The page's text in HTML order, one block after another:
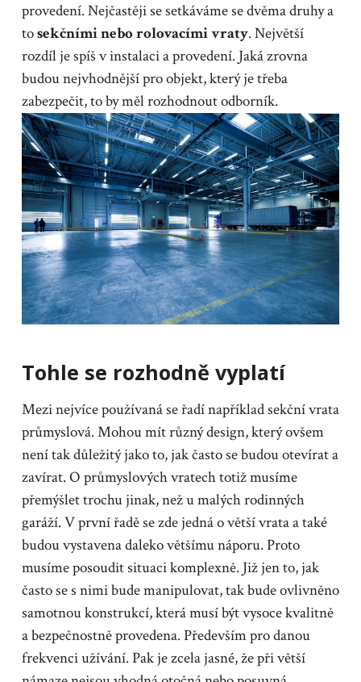
provedení. Nejčastěji se setkáváme se dvěma druhy a
tosekčními nebo rolovacími vraty. Největší
rozdíl je spíš v instalaci a provedení. Jaká zrovna
budou nejvhodnější pro objekt, který je třeba
zabezpečit, to by měl rozhodnout odborník.
Tohle se rozhodně vyplatí
Mezi nejvíce používaná se řadí napříkladsekční vrata
průmyslová. Mohou mít různý design, který ovšem
není tak důležitý jako to, jak často se budou otevírat a
zavírat. O průmyslových vratech totiž musíme
přemýšlet trochu jinak, než u malých rodinných
garáží. V první řadě se zde jedná o větší vrata a také
budou vystavena daleko většímu náporu. Proto
musíme posoudit situaci komplexně. Již jen to, jak
často se s nimi bude manipulovat, tak bude ovlivněno
samotnou konstrukcí, která musí být vysoce kvalitně
a bezpečnostně provedena. Především pro danou
frekvenci užívání. Pak je zcela jasné, že při větší